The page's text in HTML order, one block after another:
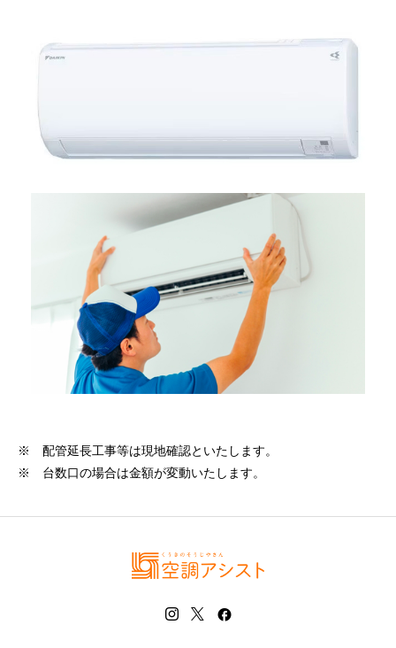
※ 配管延長工事等は現地確認といたします。
※ 台数口の場合は金額が変動いたします。